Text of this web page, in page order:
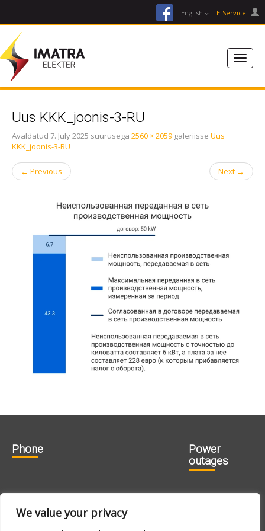
We value your privacy
facebookEnglish E-Service
Uus KKK_joonis-3-RU
Avaldatud 7. July 2025 suurusega 2560 × 2059 galeriisse Uus
KKK_joonis-3-RU
← Previous Next →
Phone
Power
outages
715 0180